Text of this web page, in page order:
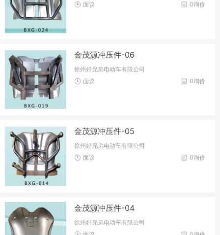
0询价
面议
金茂源冲压件-06
徐州好兄弟电动车有限公司
0询价
面议
金茂源冲压件-05
徐州好兄弟电动车有限公司
0询价
面议
金茂源冲压件-04
徐州好兄弟电动车有限公司